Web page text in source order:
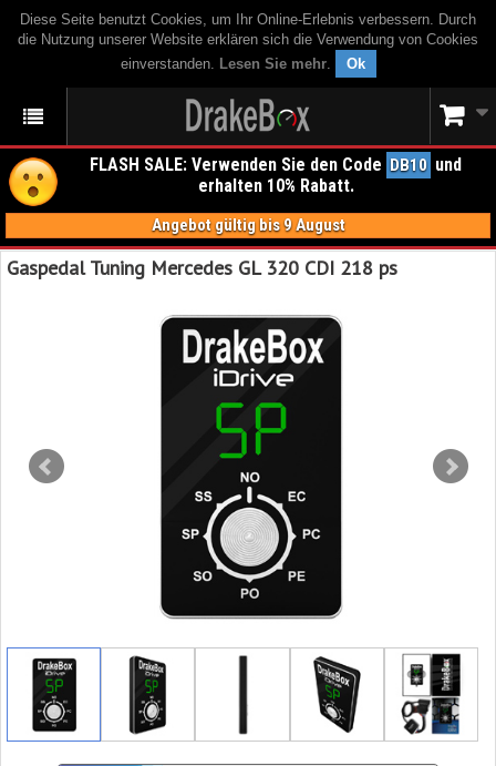
Diese Seite benutzt Cookies, um Ihr Online-Erlebnis verbessern. Durch
die Nutzung unserer Website erklären sich die Verwendung von Cookies
einverstanden. Lesen Sie mehr. Ok
FLASH SALE: Verwenden Sie den Code DB10 und
erhalten 10% Rabatt.
Angebot gültig bis 9 August
Gaspedal Tuning Mercedes GL 320 CDI 218 ps